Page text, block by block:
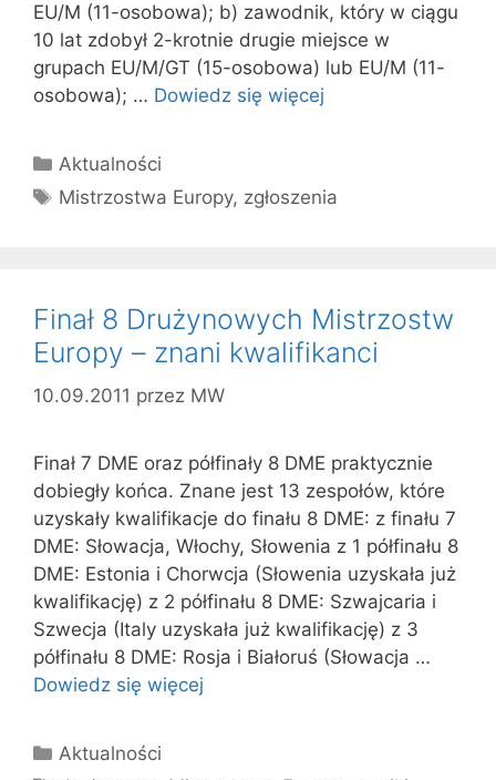
EU/M (11-osobowa); b) zawodnik, który w ciągu
10 lat zdobył 2-krotnie drugie miejsce w
grupach EU/M/GT (15-osobowa) lub EU/M (11-
osobowa); … Dowiedz się więcej
Kategorie
Aktualności
Tagi
Mistrzostwa Europy, zgłoszenia
Finał 8 Drużynowych Mistrzostw
Europy – znani kwalifikanci
10.09.2011 przez MW
Finał 7 DME oraz półfinały 8 DME praktycznie
dobiegły końca. Znane jest 13 zespołów, które
uzyskały kwalifikacje do finału 8 DME: z finału 7
DME: Słowacja, Włochy, Słowenia z 1 półfinału 8
DME: Estonia i Chorwcja (Słowenia uzyskała już
kwalifikację) z 2 półfinału 8 DME: Szwajcaria i
Szwecja (Italy uzyskała już kwalifikację) z 3
półfinału 8 DME: Rosja i Białoruś (Słowacja …
Dowiedz się więcej
Kategorie
Aktualności